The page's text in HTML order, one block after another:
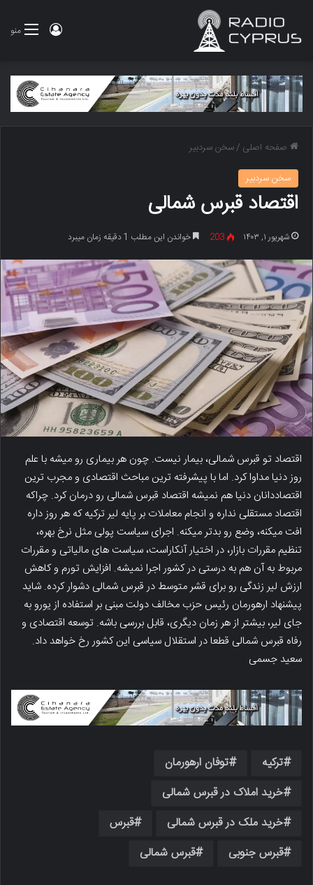
منو ورود
صفحه اصلی /سخن سردبیر
سخن سردبیر
اقتصاد قبرس شمالی
شهریور ۱, ۱۴۰۳ 203 خواندن این مطلب 1 دقیقه زمان میبرد
اقتصاد تو قبرس شمالی، بیمار نیست. چون هر بیماری رو میشه با علم
روز دنیا مداوا کرد. اما با پیشرفته ترین مباحث اقتصادی و مجرب ترین
اقتصاددانان دنیا هم نمیشه اقتصاد قبرس شمالی رو درمان کرد. چراکه
اقتصاد مستقلی نداره و انجام معاملات بر پایه لیر ترکیه که هر روز داره
افت میکنه، وضع رو بدتر میکنه. اجرای سیاست پولی مثل نرخ بهره،
تنظیم مقررات بازار، در اختیار آنکاراست، سیاست های مالیاتی و مقررات
مربوط به آن هم به درستی در کشور اجرا نمیشه. افزایش تورم و کاهش
ارزش لیر زندگی رو برای قشر متوسط در قبرس شمالی دشوار کرده. شاید
پیشنهاد ارهورمان رئیس حزب مخالف دولت مبنی بر استفاده از یورو به
جای لیر، بیشتر از هر زمان دیگری، قابل بررسی باشه. توسعه اقتصادی و
رفاه قبرس شمالی قطعا در استقلال سیاسی این کشور رخ خواهد داد.
سعید جسمی
ترکیه
توفان ارهورمان
خرید املاک در قبرس شمالی
خرید ملک در قبرس شمالی
قبرس
قبرس جنوبی
قبرس شمالی